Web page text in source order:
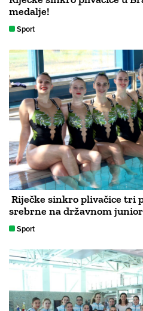
medalje!
Sport
Riječke sinkro plivačice tri
srebrne na državnom
Sport